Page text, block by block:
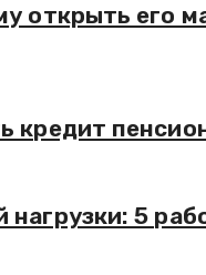
открыть его
кредит
5